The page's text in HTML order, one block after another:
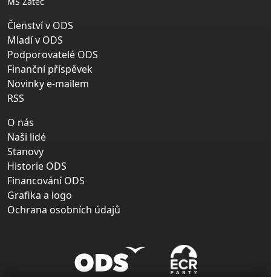
Členství v ODS
Mladí v ODS
Podporovatelé ODS
Finanční příspěvek
Novinky e-mailem
RSS
O nás
Naši lidé
Stanovy
Historie ODS
Financování ODS
Grafika a logo
Ochrana osobních údajů